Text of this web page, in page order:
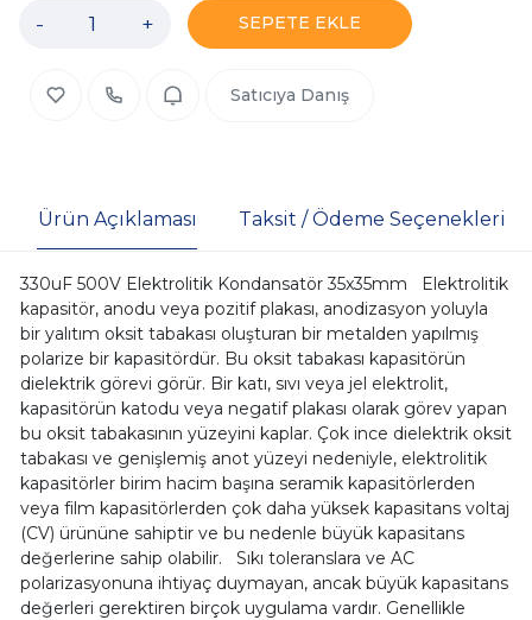
- + SEPETE EKLE
Satıcıya Danış
Ürün Açıklaması Taksit / Ödeme Seçenekleri
330uF 500V Elektrolitik Kondansatör 35x35mm Elektrolitik
kapasitör, anodu veya pozitif plakası, anodizasyon yoluyla
bir yalıtım oksit tabakası oluşturan bir metalden yapılmış
polarize bir kapasitördür. Bu oksit tabakası kapasitörün
dielektrik görevi görür. Bir katı, sıvı veya jel elektrolit,
kapasitörün katodu veya negatif plakası olarak görev yapan
bu oksit tabakasının yüzeyini kaplar. Çok ince dielektrik oksit
tabakası ve genişlemiş anot yüzeyi nedeniyle, elektrolitik
kapasitörler birim hacim başına seramik kapasitörlerden
veya film kapasitörlerden çok daha yüksek kapasitans voltaj
(CV) ürününe sahiptir ve bu nedenle büyük kapasitans
değerlerine sahip olabilir. Sıkı toleranslara ve AC
polarizasyonuna ihtiyaç duymayan, ancak büyük kapasitans
değerleri gerektiren birçok uygulama vardır. Genellikle